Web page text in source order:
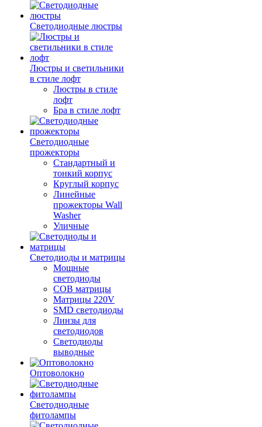
Светодиодные люстры
Люстры и светильники
в стиле лофт
Люстры в стиле
лофт
Бра в стиле лофт
Светодиодные
прожекторы
Стандартный и
тонкий корпус
Круглый корпус
Линейные
прожекторы Wall
Washer
Уличные
Светодиоды и матрицы
Мощные
светодиоды
COB матрицы
Матрицы 220V
SMD светодиоды
Линзы для
светодиодов
Светодиоды
выводные
Оптоволокно
Светодиодные
фитолампы